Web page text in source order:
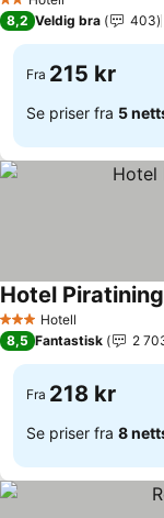
2 Stjerner
8,2 Veldig bra 403
Fra 215 kr
Se priser fra 5
3 StjernerHotell
Hotel
8,5 Fantastisk 2
Fra 218 kr
Se priser fra 8